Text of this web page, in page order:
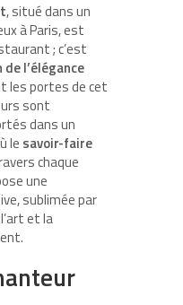
, situé dans un
à Paris, est
; c’est
l’élégance
les portes de cet
sont
dans un
le savoir-faire
chaque
une
sublimée par
et la